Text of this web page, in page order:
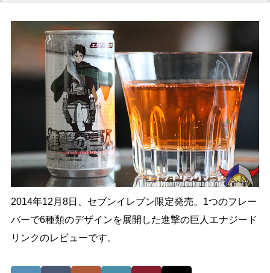
2014年12月8日、セブンイレブン限定発売。1つのフレー
バーで6種類のデザインを展開した進撃の巨人エナジード
リンクのレビューです。